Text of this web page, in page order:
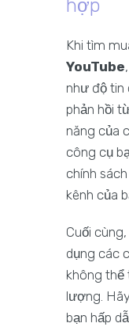
hợp
Khi tìm
YouTube
như độ tin
phản hồi
năng của
công cụ
chính
kênh của
Cuối
dụng các
không thể
lượng.
bạn hấp